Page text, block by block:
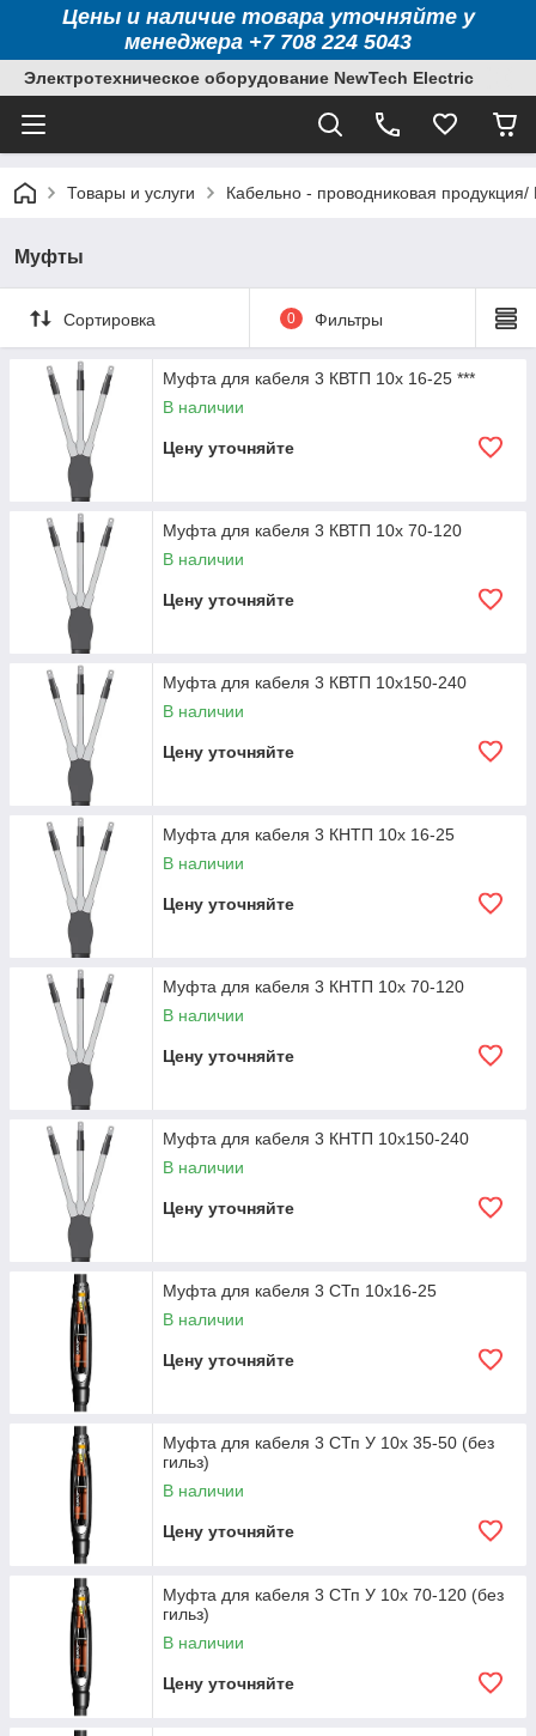
Цены и наличие товара уточняйте у
менеджера +7 708 224 5043
Электротехническое оборудование NewTech Electric
Товары и услуги Кабельно - проводниковая
Муфты
Сортировка 0 Фильтры
Муфта для кабеля 3 КВТП 10х 16-25 ***
В наличии
Цену уточняйте
Муфта для кабеля 3 КВТП 10х 70-120
В наличии
Цену уточняйте
Муфта для кабеля 3 КВТП 10х150-240
В наличии
Цену уточняйте
Муфта для кабеля 3 КНТП 10х 16-25
В наличии
Цену уточняйте
Муфта для кабеля 3 КНТП 10х 70-120
В наличии
Цену уточняйте
Муфта для кабеля 3 КНТП 10х150-240
В наличии
Цену уточняйте
Муфта для кабеля 3 СТп 10х16-25
В наличии
Цену уточняйте
Муфта для кабеля 3 СТп У 10х 35-50 (без
гильз)
В наличии
Цену уточняйте
Муфта для кабеля 3 СТп У 10х 70-120 (без
гильз)
В наличии
Цену уточняйте